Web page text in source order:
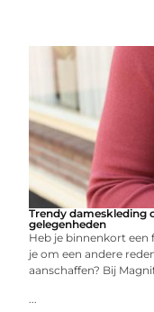
Trendy dameskleding
gelegenheden
Heb je binnenkort een
je om een andere
aanschaffen? Bij
...